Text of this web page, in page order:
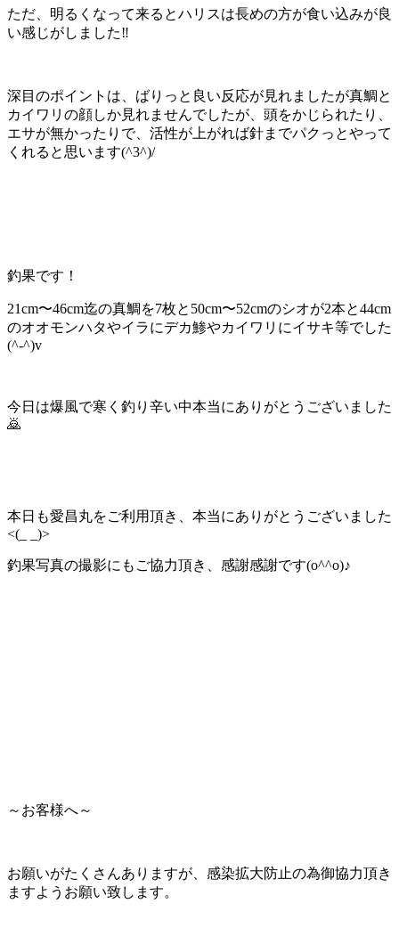
ただ、明るくなって来るとハリスは長めの方が食い込みが良
い感じがしました‼️
深目のポイントは、ばりっと良い反応が見れましたが真鯛と
カイワリの顔しか見れませんでしたが、頭をかじられたり、
エサが無かったりで、活性が上がれば針までパクっとやって
くれると思います(^3^)/
釣果です！
21cm〜46cm迄の真鯛を7枚と50cm〜52cmのシオが2本と44cm
のオオモンハタやイラにデカ鯵やカイワリにイサキ等でした
(^-^)v
今日は爆風で寒く釣り辛い中本当にありがとうございました
🙇
本日も愛昌丸をご利用頂き、本当にありがとうございました
<(_ _)>
釣果写真の撮影にもご協力頂き、感謝感謝です(o^^o)♪
～お客様へ～
お願いがたくさんありますが、感染拡大防止の為御協力頂き
ますようお願い致します。